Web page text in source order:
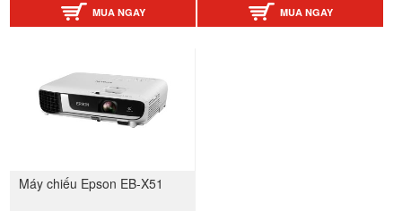
MUA NGAY MUA NGAY
Máy chiếu Epson EB-X51